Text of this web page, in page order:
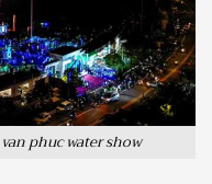
phuc water show